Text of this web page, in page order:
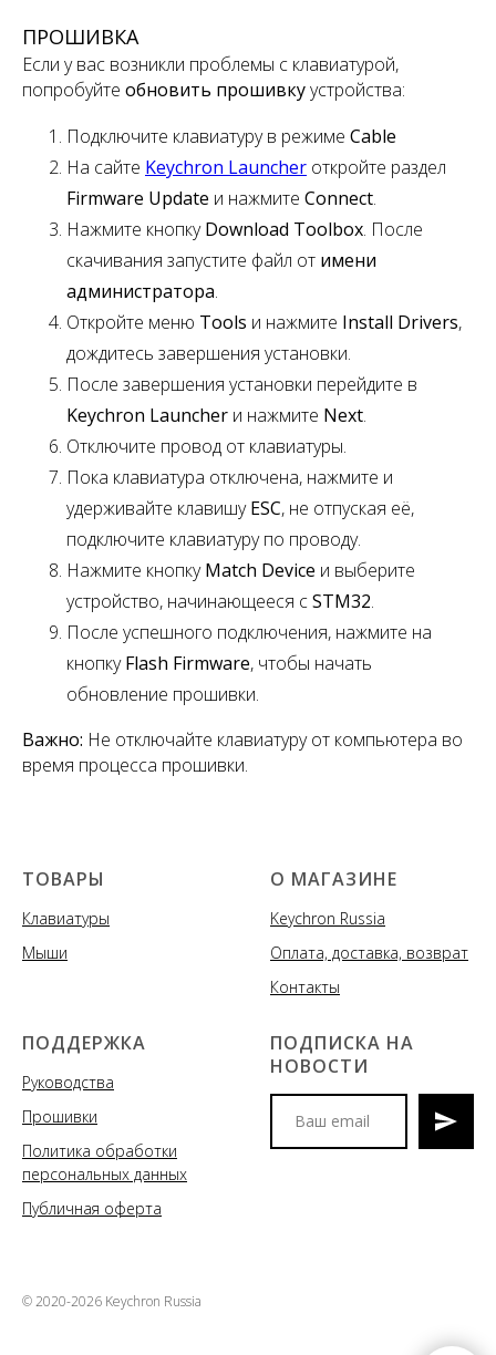
ПРОШИВКА
Если у вас возникли проблемы с клавиатурой,
попробуйте обновить прошивкуустройства:
Подключите клавиатуру в режиме Cable
На сайте Keychron Launcher откройте раздел
Firmware Update и нажмите Connect.
Нажмите кнопкуDownload Toolbox. После
скачивания запустите файл от имени
администратора.
Откройте меню Tools и нажмите Install Drivers,
дождитесь завершения установки.
После завершения установки перейдите в
Keychron Launcher и нажмите Next.
Отключите провод от клавиатуры.
Пока клавиатура отключена, нажмите и
удерживайте клавишуESC, не отпуская её,
подключите клавиатуру по проводу.
Нажмите кнопкуMatch Device и выберите
устройство, начинающееся сSTM32.
После успешного подключения, нажмите на
кнопкуFlash Firmware, чтобы начать
обновление прошивки.
Важно: Не отключайте клавиатуру от компьютера во
время процесса прошивки.
ТОВАРЫ
Клавиатуры
Мыши
О МАГАЗИНЕ
Keychron Russia
Оплата, доставка, возврат
Контакты
ПОДДЕРЖКА
Руководства
Прошивки
Политика обработки
персональных данных
Публичная оферта
ПОДПИСКА НА
НОВОСТИ
© 2020-2026 Keychron Russia